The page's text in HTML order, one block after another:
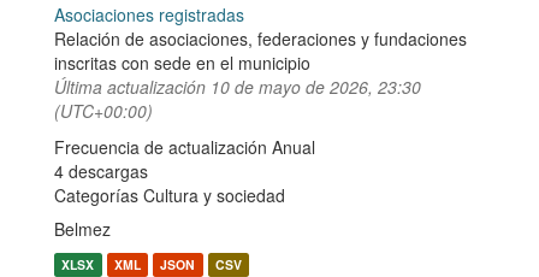
Asociaciones registradas
Relación de asociaciones, federaciones y fundaciones
inscritas con sede en el municipio
Última actualización 10 de mayo de 2026, 23:30
(UTC+00:00)
Frecuencia de actualización Anual
4 descargas
Categorías Cultura y sociedad
Belmez
XLSX XML JSON CSV